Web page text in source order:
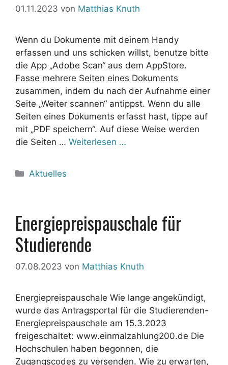
01.11.2023 von Matthias Knuth
Wenn du Dokumente mit deinem Handy
erfassen und uns schicken willst, benutze bitte
die App „Adobe Scan“ aus dem AppStore.
Fasse mehrere Seiten eines Dokuments
zusammen, indem du nach der Aufnahme einer
Seite „Weiter scannen“ antippst. Wenn du alle
Seiten eines Dokuments erfasst hast, tippe auf
mit „PDF speichern“. Auf diese Weise werden
die Seiten … Weiterlesen …
Kategorien
Aktuelles
Energiepreispauschale für
Studierende
07.08.2023 von Matthias Knuth
Energiepreispauschale Wie lange angekündigt,
wurde das Antragsportal für die Studierenden-
Energiepreispauschale am 15.3.2023
freigeschaltet: www.einmalzahlung200.de Die
Hochschulen haben begonnen, die
Zugangscodes zu versenden. Wie zu erwarten,